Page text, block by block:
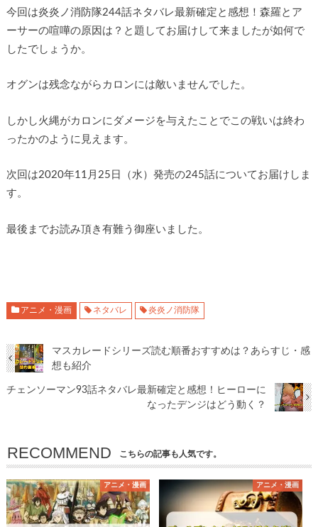
今回は炎炎ノ消防隊244話ネタバレ最新確定と感想！森羅とア
ーサーの喧嘩の原因は？と題してお届けして来ましたが如何で
したでしょうか。
オグンは残念ながらカロンには敵いませんでした。
しかし火縄がカロンにダメージを与えたことでこの戦いは終わ
ったかのように見えます。
次回は2020年11月25日（水）発売の245話についてお届けしま
す。
最後までお読み頂き有難う御座いました。
アニメ・漫画 ネタバレ 炎炎ノ消防隊
マスカレードシリーズ読む順番おすすめは？あらすじ・感
想も紹介
チェンソーマン93話ネタバレ最新確定と感想！ヒーローに
なったデンジはどう動く？
RECOMMEND こちらの記事も人気です。
アニメ・漫画 アニメ・漫画